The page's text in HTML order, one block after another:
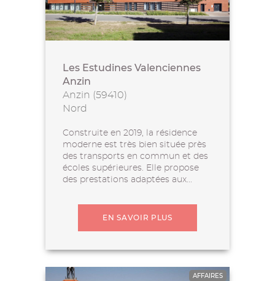
Les Estudines Valenciennes
Anzin
Anzin (59410)
Nord
Construite en 2019, la résidence
moderne est très bien située près
des transports en commun et des
écoles supérieures. Elle propose
des prestations adaptées aux...
EN SAVOIR PLUS
AFFAIRES